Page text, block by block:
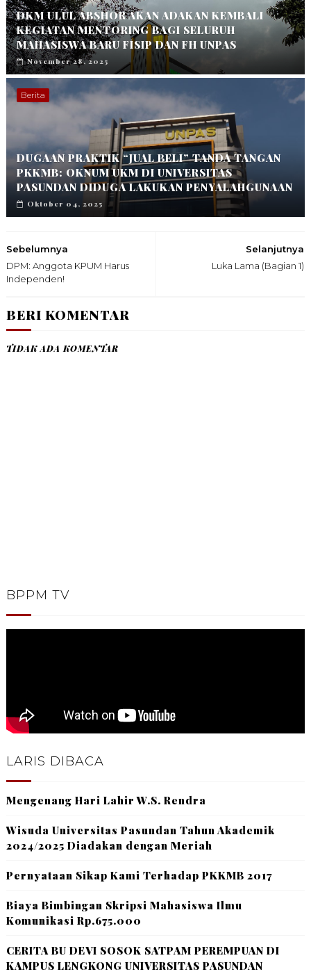
DKM ULUL ABSHOR AKAN ADAKAN KEMBALI
KEGIATAN MENTORING BAGI SELURUH
MAHASISWA BARU FISIP DAN FH UNPAS
November 28, 2025
Berita
DUGAAN PRAKTIK “JUAL BELI” TANDA TANGAN
PKKMB: OKNUM UKM DI UNIVERSITAS
PASUNDAN DIDUGA LAKUKAN PENYALAHGUNAAN
Oktober 04, 2025
Selanjutnya
Luka Lama (Bagian 1)
Sebelumnya
DPM: Anggota KPUM Harus
Independen!
BERI KOMENTAR
TIDAK ADA KOMENTAR
BPPM TV
LARIS DIBACA
Mengenang Hari Lahir W.S. Rendra
Wisuda Universitas Pasundan Tahun Akademik
2024/2025 Diadakan dengan Meriah
Pernyataan Sikap Kami Terhadap PKKMB 2017
Biaya Bimbingan Skripsi Mahasiswa Ilmu
Komunikasi Rp.675.000
CERITA BU DEVI SOSOK SATPAM PEREMPUAN DI
KAMPUS LENGKONG UNIVERSITAS PASUNDAN